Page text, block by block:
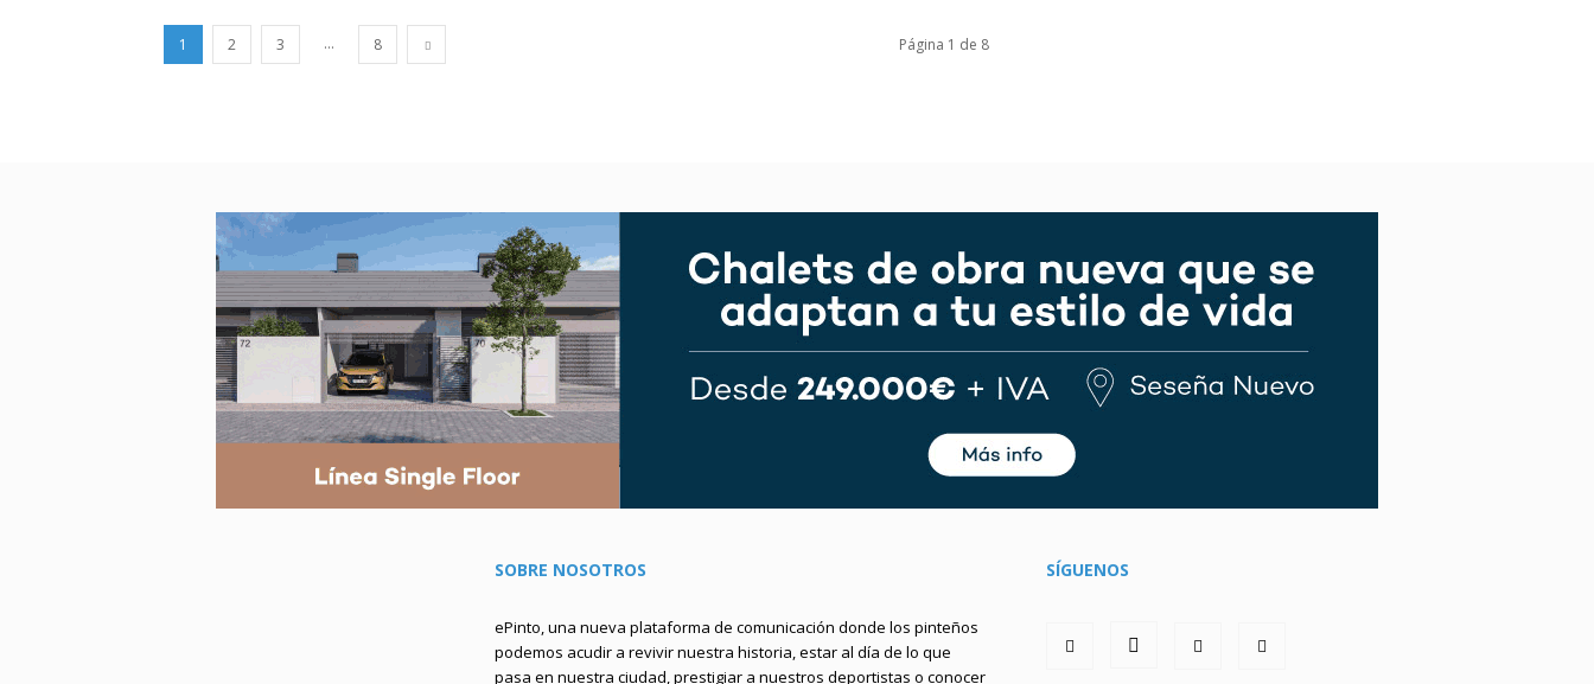
1 2 3 ... 8 Página 1 de 8
SOBRE NOSOTROS
ePinto, una nueva plataforma de comunicación donde los pinteños
podemos acudir a revivir nuestra historia, estar al día de lo que
pasa en nuestra ciudad, prestigiar a nuestros deportistas o conocer
SÍGUENOS